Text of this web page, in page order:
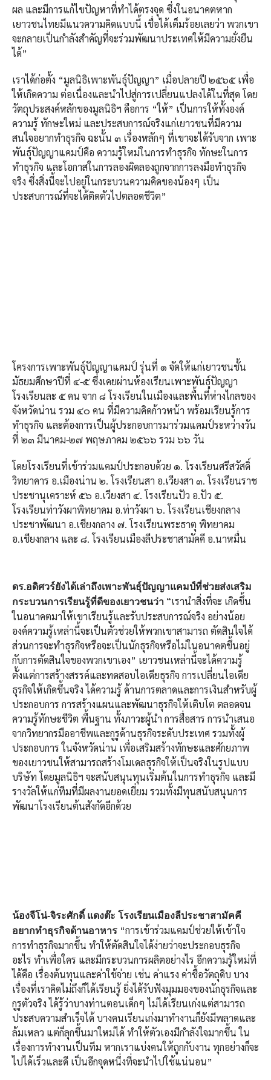
ผล และมีการแก้ไขปัญหาที่ทำได้ตรงจุด ซึ่งในอนาคตหาก
เยาวชนไทยมีแนวความคิดแบบนี้ เชื่อได้เต็มร้อยเลยว่า พวกเขา
จะกลายเป็นกำลังสำคัญที่จะร่วมพัฒนาประเทศให้มีความยั่งยืน
ได้”
เราได้ก่อตั้ง “มูลนิธิเพาะพันธุ์ปัญญา” เมื่อปลายปี ๒๕๖๕ เพื่อ
ให้เกิดความ ต่อเนื่องและนำไปสู่การเปลี่ยนแปลงได้ในที่สุด โดย
วัตถุประสงค์หลักของมูลนิธิฯ คือการ “ให้” เป็นการให้ทั้งองค์
ความรู้ ทักษะใหม่ และประสบการณ์จริงแก่เยาวชนที่มีความ
สนใจอยากทำธุรกิจ ฉะนั้น ๓ เรื่องหลักๆ ที่เขาจะได้รับจาก เพาะ
พันธุ์ปัญญาแคมป์คือ ความรู้ใหม่ในการทำธุรกิจ ทักษะในการ
ทำธุรกิจ และโอกาสในการลองผิดลองถูกจากการลงมือทำธุรกิจ
จริง ซึ่งสิ่งนี้จะไปอยู่ในกระบวนความคิดของน้องๆ เป็น
ประสบการณ์ที่จะได้ติดตัวไปตลอดชีวิต”
โครงการเพาะพันธุ์ปัญญาแคมป์ รุ่นที่ ๑ จัดให้แก่เยาวชนชั้น
มัธยมศึกษาปีที่ ๔-๕ ซึ่งเคยผ่านห้องเรียนเพาะพันธุ์ปัญญา
โรงเรียนละ ๕ คน จาก ๘ โรงเรียนในเมืองและพื้นที่ห่างไกลของ
จังหวัดน่าน รวม ๔๐ คน ที่มีความคิดก้าวหน้า พร้อมเรียนรู้การ
ทำธุรกิจ และต้องการเป็นผู้ประกอบการมาร่วมแคมป์ระหว่างวัน
ที่ ๒๓ มีนาคม-๒๗ พฤษภาคม ๒๕๖๖ รวม ๖๖ วัน
โดยโรงเรียนที่เข้าร่วมแคมป์ประกอบด้วย ๑. โรงเรียนศรีสวัสดิ์
วิทยาคาร อ.เมืองน่าน ๒. โรงเรียนสา อ.เวียงสา ๓. โรงเรียนราช
ประชานุเคราะห์ ๕๖ อ.เวียงสา ๔. โรงเรียนปัว อ.ปัว ๕.
โรงเรียนท่าวังผาพิทยาคม อ.ท่าวังผา ๖. โรงเรียนเชียงกลาง
ประชาพัฒนา อ.เชียงกลาง ๗. โรงเรียนพระธาตุ พิทยาคม
อ.เชียงกลาง และ ๘. โรงเรียนเมืองลีประชาสามัคคี อ.นาหมื่น
ดร.อดิศวร์ยังได้เล่าถึงเพาะพันธุ์ปัญญาแคมป์ที่ช่วยส่งเสริม
กระบวนการเรียนรู้ที่ดีของเยาวชนว่า “เรานำสิ่งที่จะ เกิดขึ้น
ในอนาคตมาให้เขาเรียนรู้และรับประสบการณ์จริง อย่างน้อย
องค์ความรู้เหล่านี้จะเป็นตัวช่วยให้พวกเขาสามารถ ตัดสินใจได้
ส่วนการจะทำธุรกิจหรือจะเป็นนักธุรกิจหรือไม่ในอนาคตขึ้นอยู่
กับการตัดสินใจของพวกเขาเอง” เยาวชนเหล่านี้จะได้ความรู้
ตั้งแต่การสร้างสรรค์และทดสอบไอเดียธุรกิจ การเปลี่ยนไอเดีย
ธุรกิจให้เกิดขึ้นจริง ได้ความรู้ ด้านการตลาดและการเงินสำหรับผู้
ประกอบการ การสร้างแผนและพัฒนาธุรกิจให้เติบโต ตลอดจน
ความรู้ทักษะชีวิต พื้นฐาน ทั้งภาวะผู้นำ การสื่อสาร การนำเสนอ
จากวิทยากรมืออาชีพและกูรูด้านธุรกิจระดับประเทศ รวมทั้งผู้
ประกอบการ ในจังหวัดน่าน เพื่อเสริมสร้างทักษะและศักยภาพ
ของเยาวชนให้สามารถสร้างโมเดลธุรกิจให้เป็นจริงในรูปแบบ
บริษัท โดยมูลนิธิฯ จะสนับสนุนทุนเริ่มต้นในการทำธุรกิจ และมี
รางวัลให้แก่ทีมที่มีผลงานยอดเยี่ยม รวมทั้งมีทุนสนับสนุนการ
พัฒนาโรงเรียนต้นสังกัดอีกด้วย
น้องจีโน่-จิระศักดิ์ แดงต๊ะ โรงเรียนเมืองลีประชาสามัคคี
อยากทำธุรกิจด้านอาหาร “การเข้าร่วมแคมป์ช่วยให้เข้าใจ
การทำธุรกิจมากขึ้น ทำให้ตัดสินใจได้ง่ายว่าจะประกอบธุรกิจ
อะไร ทำเพื่อใคร และมีกระบวนการผลิตอย่างไร อีกความรู้ใหม่ที่
ได้คือ เรื่องต้นทุนและค่าใช้จ่าย เช่น ค่าแรง ค่าซื้อวัตถุดิบ บาง
เรื่องที่เราคิดไม่ถึงก็ได้เรียนรู้ ยิ่งได้รับฟังมุมมองของนักธุรกิจและ
กูรูตัวจริง ได้รู้ว่าบางท่านตอนเด็กๆ ไม่ได้เรียนเก่งแต่สามารถ
ประสบความสำเร็จได้ บางคนเรียนเก่งมาทำงานก็ยังมีพลาดและ
ล้มเหลว แต่ก็ลุกขึ้นมาใหม่ได้ ทำให้ตัวเองมีกำลังใจมากขึ้น ใน
เรื่องการทำงานเป็นทีม หากเราแบ่งคนให้ถูกกับงาน ทุกอย่างก็จะ
ไปได้เร็วและดี เป็นอีกจุดหนึ่งที่จะนำไปใช้แน่นอน”